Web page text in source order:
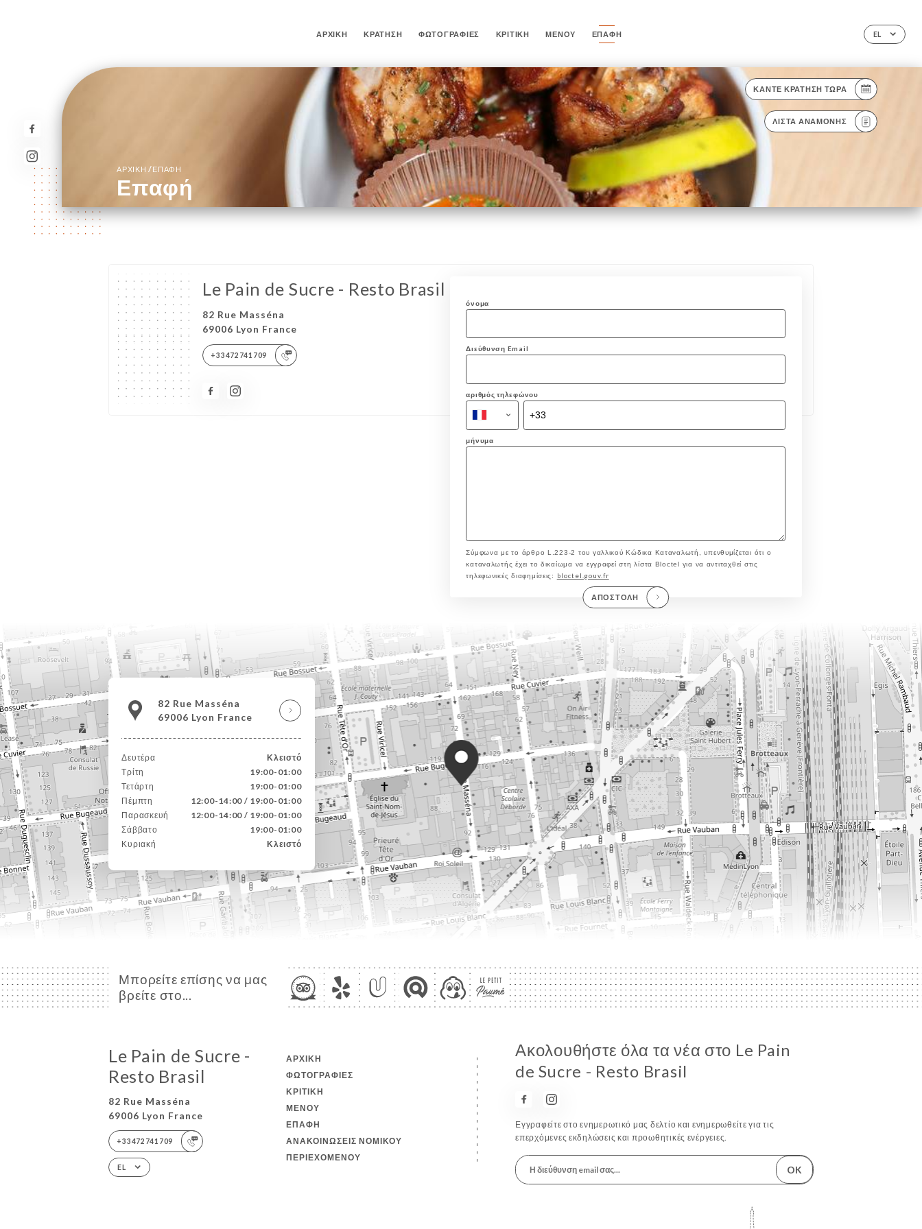
EL
ΑΡΧΙΚΉ ΚΡΆΤΗΣΗ ΦΩΤΟΓΡΑΦΊΕΣ ΚΡΙΤΙΚΉ ΜΕΝΟΎ ΕΠΑΦΉ
ΚΆΝΤΕ ΚΡΆΤΗΣΗ ΤΏΡΑ
ΛΊΣΤΑ ΑΝΑΜΟΝΉΣ
ΑΡΧΙΚΉ/ ΕΠΑΦΉ
Επαφή
Le Pain de Sucre - Resto Brasil
82 Rue Masséna
69006 Lyon France
+33472741709
όνομα
Διεύθυνση Email
αριθμός τηλεφώνου
μήνυμα
Σύμφωνα με το άρθρο L.223-2 του γαλλικού Κώδικα Καταναλωτή, υπενθυμίζεται ότι ο
καταναλωτής έχει το δικαίωμα να εγγραφεί στη λίστα Bloctel για να αντιταχθεί στις
τηλεφωνικές διαφημίσεις:
bloctel.gouv.fr
ΑΠΟΣΤΟΛΉ
82 Rue Masséna
69006 Lyon France
Δευτέρα
Κλειστό
Τρίτη
19:00-01:00
Τετάρτη
19:00-01:00
Πέμπτη
12:00-14:00 / 19:00-01:00
Παρασκευή
12:00-14:00 / 19:00-01:00
Σάββατο
19:00-01:00
Κυριακή
Κλειστό
Μπορείτε επίσης να μας
βρείτε στο...
Le Pain de Sucre -
Resto Brasil
82 Rue Masséna
69006 Lyon France
+33472741709
EL
ΑΡΧΙΚΉ
ΦΩΤΟΓΡΑΦΊΕΣ
ΚΡΙΤΙΚΉ
ΜΕΝΟΎ
ΕΠΑΦΉ
ΑΝΑΚΟΙΝΏΣΕΙΣ ΝΟΜΙΚΟΎ
ΠΕΡΙΕΧΟΜΈΝΟΥ
Ακολουθήστε όλα τα νέα στο Le Pain
de Sucre - Resto Brasil
Εγγραφείτε στο ενημερωτικό μας δελτίο και ενημερωθείτε για τις
επερχόμενες εκδηλώσεις και προωθητικές ενέργειες.
OK